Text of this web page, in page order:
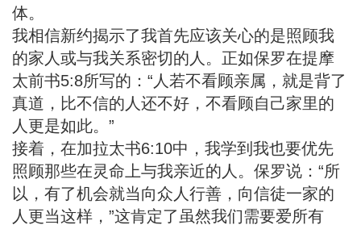
体。
我相信新约揭示了我首先应该关心的是照顾我
的家人或与我关系密切的人。正如保罗在提摩
太前书5:8所写的：“人若不看顾亲属，就是背了
真道，比不信的人还不好，不看顾自己家里的
人更是如此。”
接着，在加拉太书6:10中，我学到我也要优先
照顾那些在灵命上与我亲近的人。保罗说：“所
以，有了机会就当向众人行善，向信徒一家的
人更当这样，”这肯定了虽然我们需要爱所有